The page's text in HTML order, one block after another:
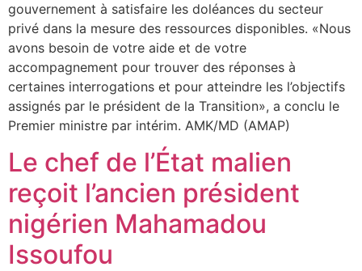
gouvernement à satisfaire les doléances du secteur
privé dans la mesure des ressources disponibles. «Nous
avons besoin de votre aide et de votre
accompagnement pour trouver des réponses à
certaines interrogations et pour atteindre les l’objectifs
assignés par le président de la Transition», a conclu le
Premier ministre par intérim. AMK/MD (AMAP)
Le chef de l’État malien
reçoit l’ancien président
nigérien Mahamadou
Issoufou